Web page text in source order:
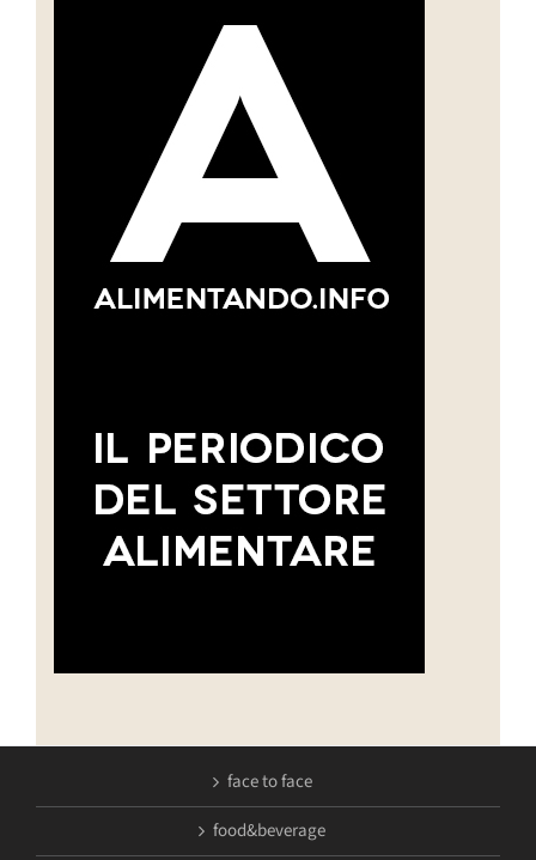
face to face
food&beverage